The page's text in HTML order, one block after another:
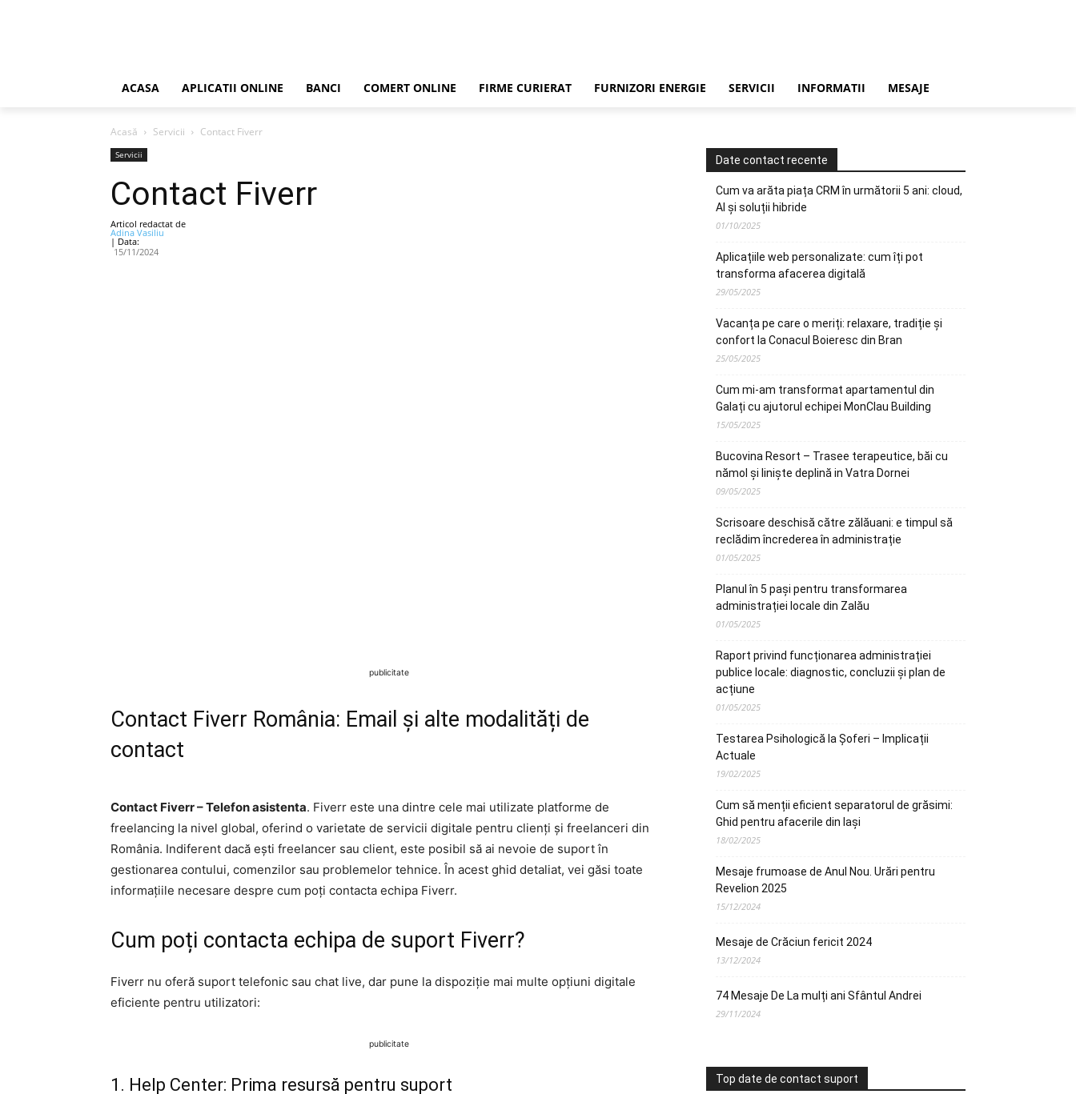
ACASA APLICATII ONLINE BANCI COMERT ONLINE FIRME CURIERAT FURNIZORI ENERGIE SERVICII INFORMATII MESAJE
Acasă Servicii Contact Fiverr
Servicii
Contact Fiverr
Articol redactat de
Adina Vasiliu
| Data:
15/11/2024
publicitate
Contact Fiverr România: Email și alte modalități de
contact
Contact Fiverr – Telefon asistenta. Fiverr este una dintre cele mai utilizate platforme de
freelancing la nivel global, oferind o varietate de servicii digitale pentru clienți și freelanceri din
România. Indiferent dacă ești freelancer sau client, este posibil să ai nevoie de suport în
gestionarea contului, comenzilor sau problemelor tehnice. În acest ghid detaliat, vei găsi toate
informațiile necesare despre cum poți contacta echipa Fiverr.
Cum poți contacta echipa de suport Fiverr?
Fiverr nu oferă suport telefonic sau chat live, dar pune la dispoziție mai multe opțiuni digitale
eficiente pentru utilizatori:
publicitate
1. Help Center: Prima resursă pentru suport
Date contact recente
Cum va arăta piața CRM în următorii 5 ani: cloud,
AI și soluții hibride
01/10/2025
Aplicațiile web personalizate: cum îți pot
transforma afacerea digitală
29/05/2025
Vacanța pe care o meriți: relaxare, tradiție și
confort la Conacul Boieresc din Bran
25/05/2025
Cum mi-am transformat apartamentul din
Galați cu ajutorul echipei MonClau Building
15/05/2025
Bucovina Resort – Trasee terapeutice, băi cu
nămol și liniște deplină in Vatra Dornei
09/05/2025
Scrisoare deschisă către zălăuani: e timpul să
reclădim încrederea în administrație
01/05/2025
Planul în 5 pași pentru transformarea
administrației locale din Zalău
01/05/2025
Raport privind funcționarea administrației
publice locale: diagnostic, concluzii și plan de
acțiune
01/05/2025
Testarea Psihologică la Șoferi – Implicații
Actuale
19/02/2025
Cum să menții eficient separatorul de grăsimi:
Ghid pentru afacerile din Iași
18/02/2025
Mesaje frumoase de Anul Nou. Urări pentru
Revelion 2025
15/12/2024
Mesaje de Crăciun fericit 2024
13/12/2024
74 Mesaje De La mulți ani Sfântul Andrei
29/11/2024
Top date de contact suport